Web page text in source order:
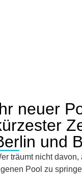
neuer
und
träumt nicht
Pool zu